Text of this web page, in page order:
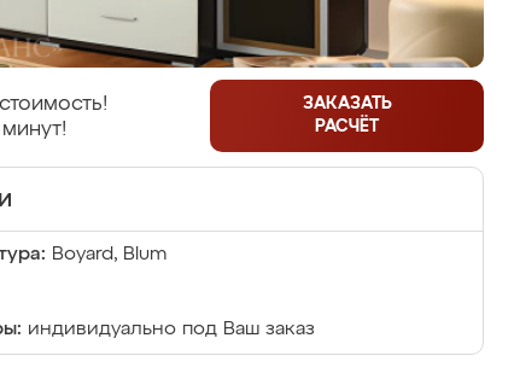
ЗАКАЗАТЬ
РАСЧЁТ
Boyard, Blum
индивидуально под Ваш заказ